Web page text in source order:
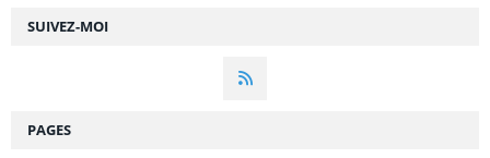
SUIVEZ-MOI
PAGES